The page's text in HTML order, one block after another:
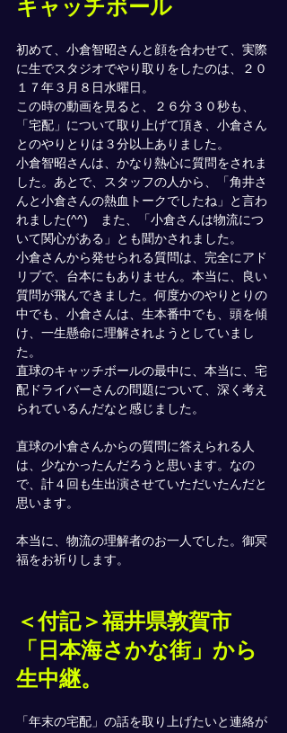
キャッチボール
初めて、小倉智昭さんと顔を合わせて、実際
に生でスタジオでやり取りをしたのは、２０
１７年３月８日水曜日。
この時の動画を見ると、２６分３０秒も、
「宅配」について取り上げて頂き、小倉さん
とのやりとりは３分以上ありました。
小倉智昭さんは、かなり熱心に質問をされま
した。あとで、スタッフの人から、「角井さ
んと小倉さんの熱血トークでしたね」と言わ
れました(^^)　また、「小倉さんは物流につ
いて関心がある」とも聞かされました。
小倉さんから発せられる質問は、完全にアド
リブで、台本にもありません。本当に、良い
質問が飛んできました。何度かのやりとりの
中でも、小倉さんは、生本番中でも、頭を傾
け、一生懸命に理解されようとしていまし
た。
直球のキャッチボールの最中に、本当に、宅
配ドライバーさんの問題について、深く考え
られているんだなと感じました。
直球の小倉さんからの質問に答えられる人
は、少なかったんだろうと思います。なの
で、計４回も生出演させていただいたんだと
思います。
本当に、物流の理解者のお一人でした。御冥
福をお祈りします。
＜付記＞福井県敦賀市
「日本海さかな街」から
生中継。
「年末の宅配」の話を取り上げたいと連絡が